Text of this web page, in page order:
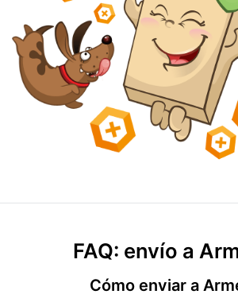
FAQ: envío a
Cómo enviar a